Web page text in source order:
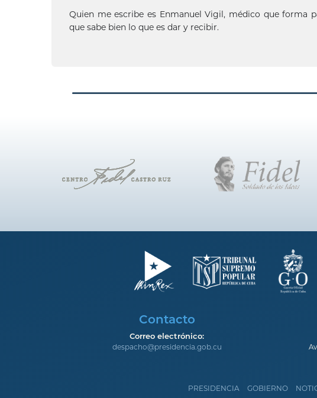
Quien me escribe es Enmanuel Vigil, médico que forma
que sabe bien lo que es dar y recibir.
Contacto
Correo electrónico:
despacho@presidencia.gob.cu
PRESIDENCIA GOBIERNO